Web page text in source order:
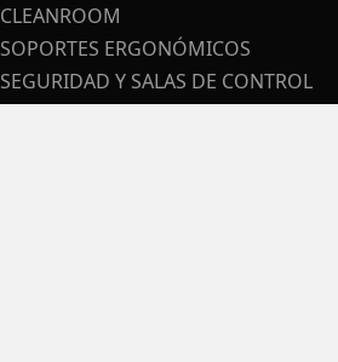
CLEANROOM
SOPORTES ERGONÓMICOS
SEGURIDAD Y SALAS DE CONTROL
PRODUCTOS PERSONALIZADOS